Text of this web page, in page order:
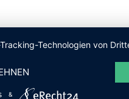
Technologien von
&